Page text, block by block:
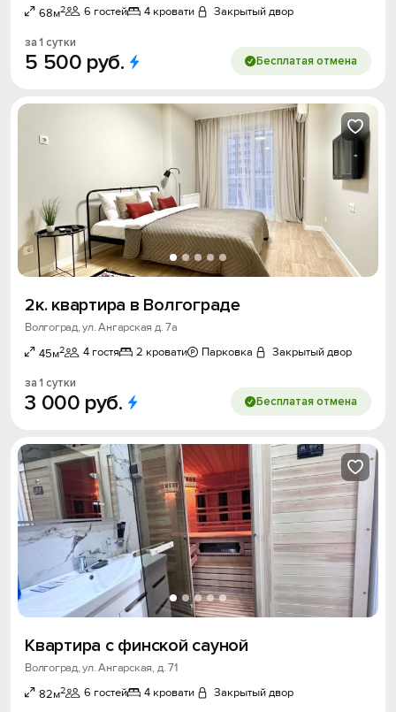
68м2 6 гостей 4 кровати Закрытый двор
за 1 сутки
5 500 руб. Бесплатая отмена
2к. квартира в Волгограде
Волгоград, ул. Ангарская д. 7а
45м2 4 гостя 2 кровати Парковка Закрытый двор
за 1 сутки
3 000 руб. Бесплатая отмена
Квартира с финcкой сауной
Волгоград, ул. Ангарская, д. 71
82м2 6 гостей 4 кровати Закрытый двор